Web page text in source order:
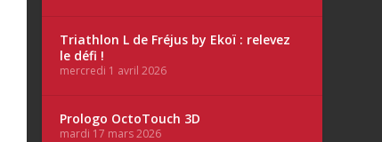
Triathlon L de Fréjus by Ekoï : relevez
le défi !
mercredi 1 avril 2026
Prologo OctoTouch 3D
mardi 17 mars 2026